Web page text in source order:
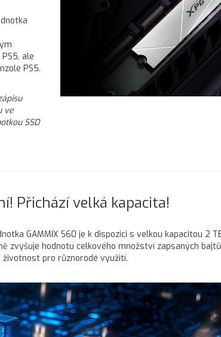
ale
PS5.
ve
SSD
Přichází velká kapacita!
GAMMIX S60 je k dispozici s velkou kapacitou 2
zvyšuje hodnotu celkového množství zapsaných
životnost pro různorodé využití.